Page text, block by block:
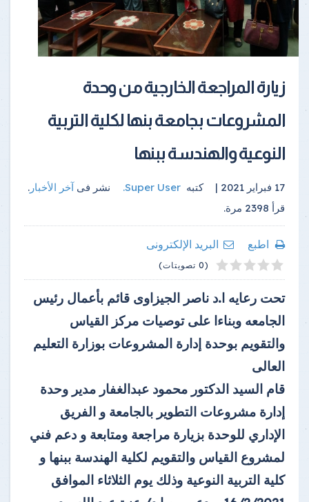
زيارة المراجعة الخارجية من وحدة
المشروعات بجامعة بنها لكلية التربية
النوعية والهندسة ببنها
17 فبراير 2021 | كتبهSuper User
. نشر فىآخر الأخبار .
قرأ 2398 مرة.
اطبع
البريد الإلكترونى
1
2
3
4
5 (0 تصويتات)
تحت رعايه ا.د ناصر الجيزاوى قائم بأعمال رئيس
الجامعه وبناءا على توصيات مركز القياس
والتقويم بوحدة إدارة المشروعات بوزارة التعليم
العالى
قام السيد الدكتور محمود عبدالغفار مدير وحدة
إدارة مشروعات التطوير بالجامعة و الفريق
الإداري للوحدة بزيارة مراجعة ومتابعة و دعم فني
لمشروع القياس والتقويم لكلية الهندسة ببنها و
كلية التربية النوعية وذلك يوم الثلاثاء الموافق